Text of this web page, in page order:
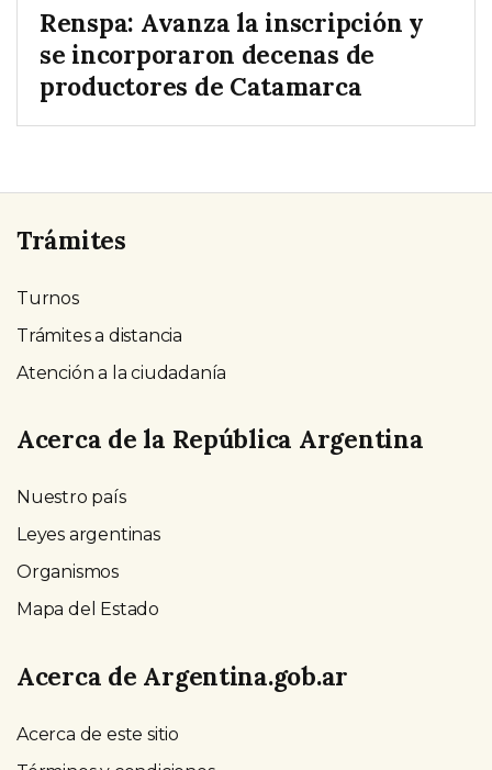
Renspa: Avanza la inscripción y
se incorporaron decenas de
productores de Catamarca
Trámites
Turnos
Trámites a distancia
Atención a la ciudadanía
Acerca de la República Argentina
Nuestro país
Leyes argentinas
Organismos
Mapa del Estado
Acerca de Argentina.gob.ar
Acerca de este sitio